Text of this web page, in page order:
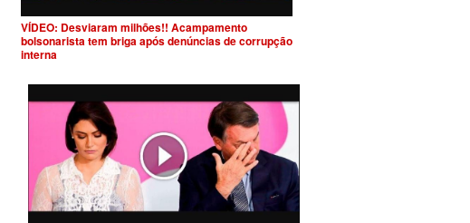
VÍDEO: Desviaram milhões!! Acampamento
bolsonarista tem briga após denúncias de corrupção
interna